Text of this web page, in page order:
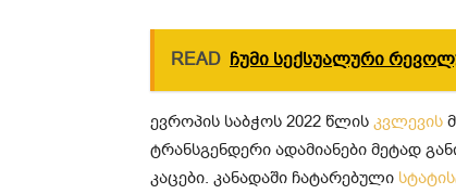
READ ჩუმი სექსუალური
ევროპის საბჭოს 2022 წლის კვლევის
ტრანსგენდერი ადამიანები მეტად
კაცები. კანადაში ჩატარებული